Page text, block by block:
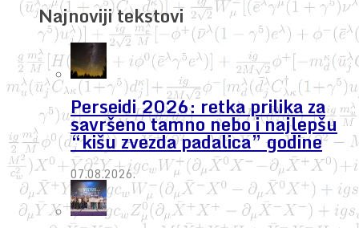
Najnoviji tekstovi
Perseidi 2026: retka prilika za
savršeno tamno nebo i najlepšu
“kišu zvezda padalica” godine
07.08.2026.